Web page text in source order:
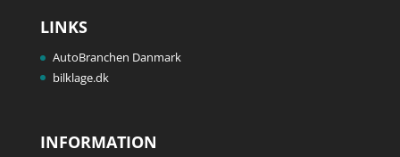
LINKS
AutoBranchen Danmark
bilklage.dk
INFORMATION